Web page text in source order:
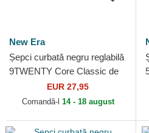
New Era
Șepci curbată negru reglabilă
9TWENTY Core Classic de
Chicago White Sox MLB de
New Era
EUR 27,95
Comandă-l 14 - 18 august